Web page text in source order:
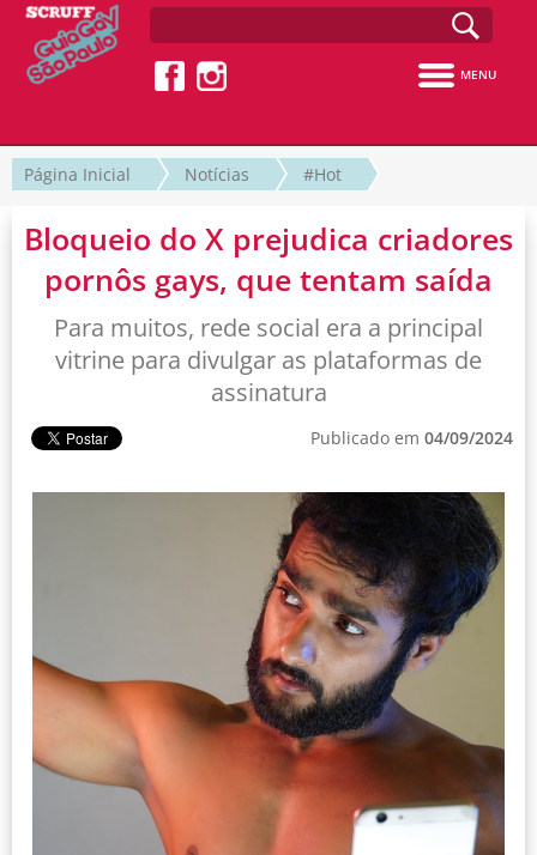
MENU
Página Inicial Notícias #Hot
Bloqueio do X prejudica criadores
pornôs gays, que tentam saída
Para muitos, rede social era a principal
vitrine para divulgar as plataformas de
assinatura
Publicado em 04/09/2024